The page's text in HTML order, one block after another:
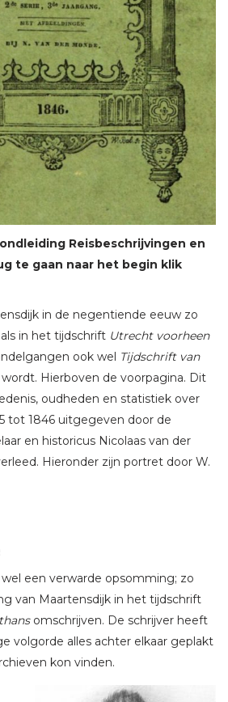
Reisbeschrijvingen en
te gaan naar het begin klik
in de negentiende eeuw zo
in het tijdschrift Utrecht voorheen
ook wel Tijdschrift van
Hierboven de voorpagina. Dit
oudheden en statistiek over
tot 1846 uitgegeven door de
en historicus Nicolaas van der
Hieronder zijn portret door W.
een verwarde opsomming; zo
van Maartensdijk in het tijdschrift
omschrijven. De schrijver heeft
volgorde alles achter elkaar geplakt
kon vinden.